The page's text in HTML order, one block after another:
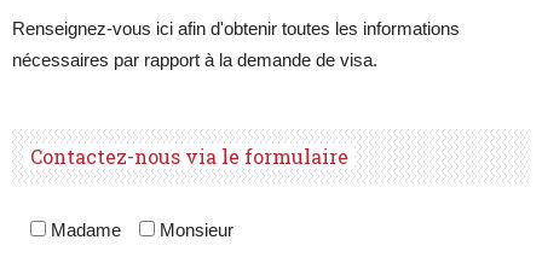
Renseignez-vous ici afin d'obtenir toutes les informations
nécessaires par rapport à la demande de visa.
Contactez-nous via le formulaire
Madame Monsieur